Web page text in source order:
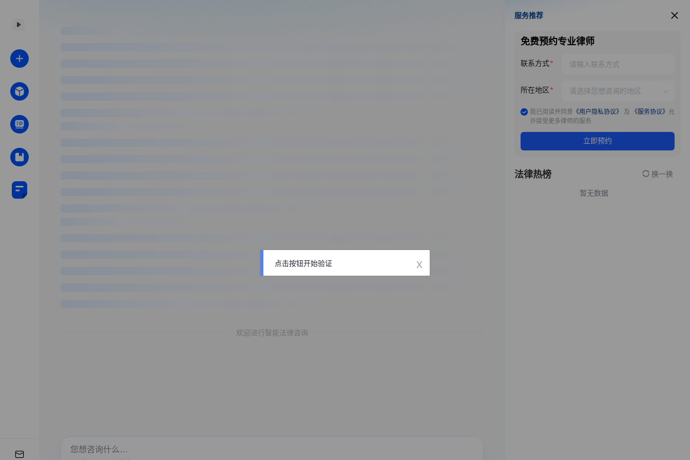
欢迎进行智能法律咨询
服务推荐
服务推荐
免费预约专业律师
联系方式
所在地区
我已阅读并同意 《用户隐私协议》 及 《服务协议》 允
许接受更多律师的服务
立即预约
法律热榜 换一换
暂无数据
点击按钮开始验证 x